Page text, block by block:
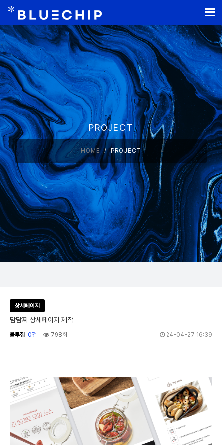
PROJECT
HOME PROJECT
상세페이지
맘담찌 상세페이지 제작
블루칩 0건 798회 24-04-27 16:39